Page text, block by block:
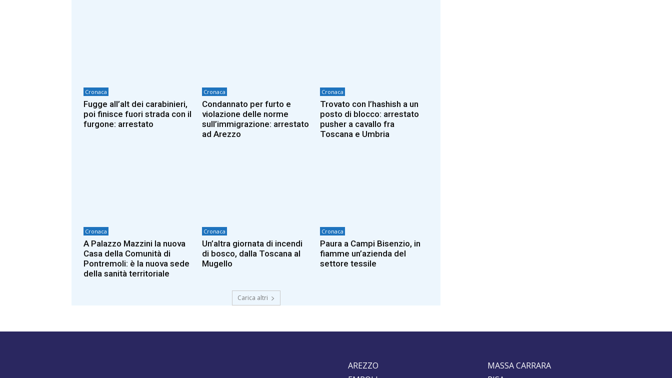
Cronaca
Fugge all’alt dei carabinieri,
poi finisce fuori strada con il
furgone: arrestato
Cronaca
Condannato per furto e
violazione delle norme
sull’immigrazione: arrestato
ad Arezzo
Cronaca
Trovato con l’hashish a un
posto di blocco: arrestato
pusher a cavallo fra
Toscana e Umbria
Cronaca
A Palazzo Mazzini la nuova
Casa della Comunità di
Pontremoli: è la nuova sede
della sanità territoriale
Cronaca
Un’altra giornata di incendi
di bosco, dalla Toscana al
Mugello
Cronaca
Paura a Campi Bisenzio, in
fiamme un’azienda del
settore tessile
Carica altri
AREZZO
MASSA CARRARA